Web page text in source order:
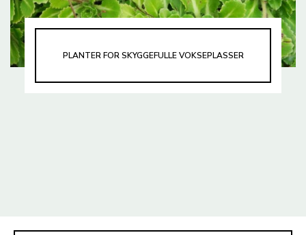
PLANTER FOR SKYGGEFULLE VOKSEPLASSER